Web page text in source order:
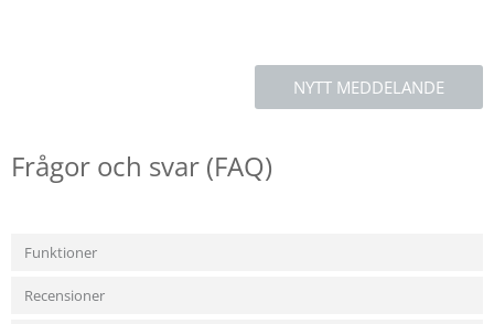
NYTT MEDDELANDE
Frågor och svar (FAQ)
Funktioner
Recensioner